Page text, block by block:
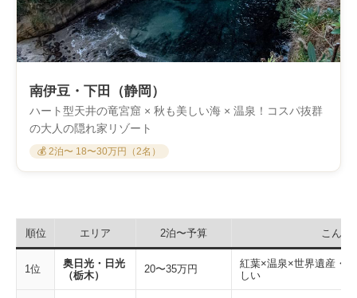
南伊豆・下田（静岡）
ハート型天井の竜宮窟 × 秋も美しい海 × 温泉！コスパ抜群
の大人の隠れ家リゾート
💰 2泊〜 18〜30万円（2名）
順位 エリア 2泊〜予算 こんな
1位
奥日光・日光
（栃木）
20〜35万円
紅葉×温泉×世界遺産・
しい